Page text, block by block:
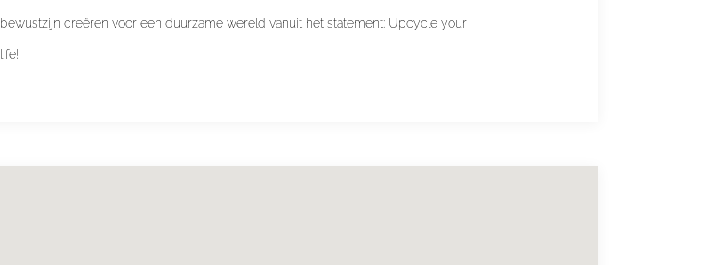
bewustzijn creëren voor een duurzame wereld vanuit het statement: Upcycle your
life!